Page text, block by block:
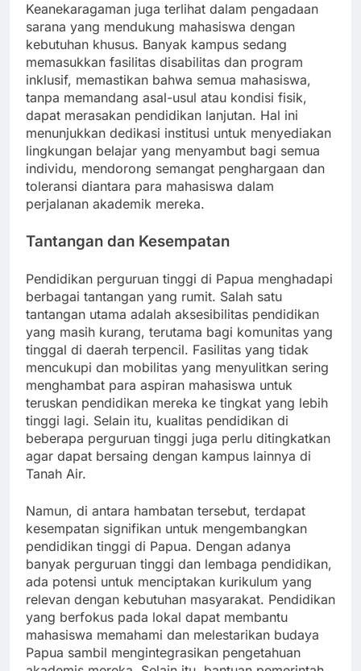
Keanekaragaman juga terlihat dalam pengadaan
sarana yang mendukung mahasiswa dengan
kebutuhan khusus. Banyak kampus sedang
memasukkan fasilitas disabilitas dan program
inklusif, memastikan bahwa semua mahasiswa,
tanpa memandang asal-usul atau kondisi fisik,
dapat merasakan pendidikan lanjutan. Hal ini
menunjukkan dedikasi institusi untuk menyediakan
lingkungan belajar yang menyambut bagi semua
individu, mendorong semangat penghargaan dan
toleransi diantara para mahasiswa dalam
perjalanan akademik mereka.
Tantangan dan Kesempatan
Pendidikan perguruan tinggi di Papua menghadapi
berbagai tantangan yang rumit. Salah satu
tantangan utama adalah aksesibilitas pendidikan
yang masih kurang, terutama bagi komunitas yang
tinggal di daerah terpencil. Fasilitas yang tidak
mencukupi dan mobilitas yang menyulitkan sering
menghambat para aspiran mahasiswa untuk
teruskan pendidikan mereka ke tingkat yang lebih
tinggi lagi. Selain itu, kualitas pendidikan di
beberapa perguruan tinggi juga perlu ditingkatkan
agar dapat bersaing dengan kampus lainnya di
Tanah Air.
Namun, di antara hambatan tersebut, terdapat
kesempatan signifikan untuk mengembangkan
pendidikan tinggi di Papua. Dengan adanya
banyak perguruan tinggi dan lembaga pendidikan,
ada potensi untuk menciptakan kurikulum yang
relevan dengan kebutuhan masyarakat. Pendidikan
yang berfokus pada lokal dapat membantu
mahasiswa memahami dan melestarikan budaya
Papua sambil mengintegrasikan pengetahuan